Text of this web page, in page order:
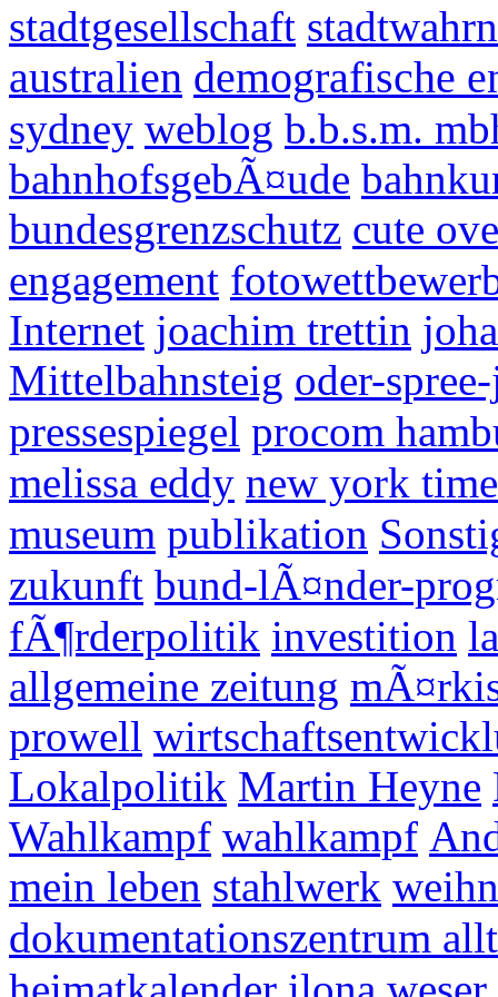
stadtgesellschaft
australien demografische
sydney weblog b.b.s.m.
bahnhofsgebÃ¤ude
bundesgrenzschutz cute
engagement
Internet joachim trettin
Mittelbahnsteig oder-
pressespiegel procom
melissa eddy new york
museum publikation
zukunft bund-lÃ¤nder-
fÃ¶rderpolitik investition
allgemeine zeitung
prowell
Lokalpolitik Martin Heyne
Wahlkampf wahlkampf
mein leben stahlwerk
dokumentationszentrum